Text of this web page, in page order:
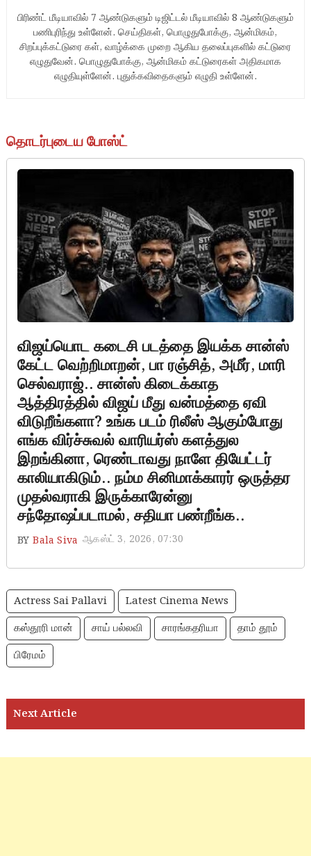
பிரிண்ட் மீடியாவில் 7 ஆண்டுகளும் டிஜிட்டல் மீடியாவில் 8 ஆண்டுகளும்
பணிபுரிந்து உள்ளேன். செய்திகள், பொழுதுபோக்கு, ஆன்மிகம்,
சிறப்புக்கட்டுரை கள், வாழ்க்கை முறை ஆகிய தலைப்புகளில் கட்டுரை
எழுதுவேன். பொழுதுபோக்கு, ஆன்மிகம் கட்டுரைகள் அதிகமாக
எழுதியுள்ளேன். புதுக்கவிதைகளும் எழுதி உள்ளேன்.
தொடர்புடைய போஸ்ட்
விஜய்யொட கடைசி படத்தை இயக்க சான்ஸ்
கேட்ட வெற்றிமாறன், பா ரஞ்சித், அமீர், மாரி
செல்வராஜ்.. சான்ஸ் கிடைக்காத
ஆத்திரத்தில் விஜய் மீது வன்மத்தை ஏவி
விடுறீங்களா? உங்க படம் ரிலீஸ் ஆகும்போது
எங்க விர்ச்சுவல் வாரியர்ஸ் களத்துல
இறங்கினா, ரெண்டாவது நாளே தியேட்டர்
காலியாகிடும்.. நம்ம சினிமாக்காரர் ஒருத்தர
முதல்வராகி இருக்காரேன்னு
சந்தோஷப்படாமல், சதியா பண்றீங்க..
BY Bala Siva ஆகஸ்ட் 3, 2026, 07:30
Actress Sai Pallavi
Latest Cinema News
கஸ்தூரி மான்
சாய் பல்லவி சாரங்கதரியா
தாம் தூம்
பிரேமம்